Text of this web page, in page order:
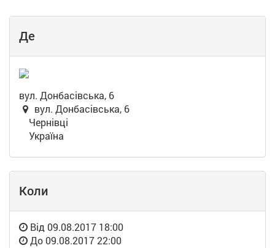
Де
вул. Донбасівська, 6
вул. Донбасівська, 6
Чернівці
Україна
Коли
Від 09.08.2017 18:00
До 09.08.2017 22:00